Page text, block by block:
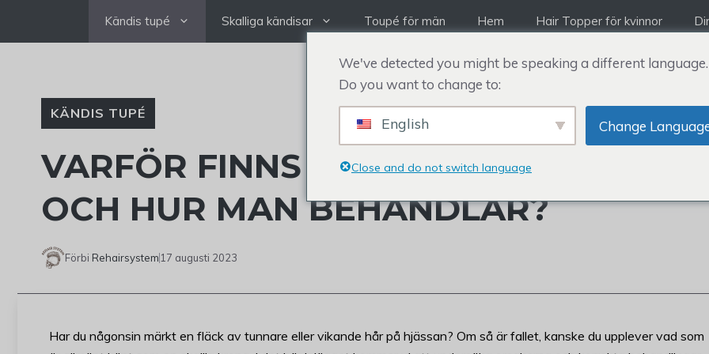
Kändis tupé Skalliga kändisar Toupé för män Hem Hair Topper för kvinnor
KÄNDIS TUPÉ
VARFÖR FINNS DET EN SKALLIG
OCH HUR MAN BEHANDLAR?
Förbi Rehairsystem 17 augusti 2023
Har du någonsin märkt en fläck av tunnare eller vikande hår på hjässan? Om så är fallet, kanske du upplever vad som
We've detected you might be speaking a different language.
Do you want to change to:
English Change
Close and do not switch language